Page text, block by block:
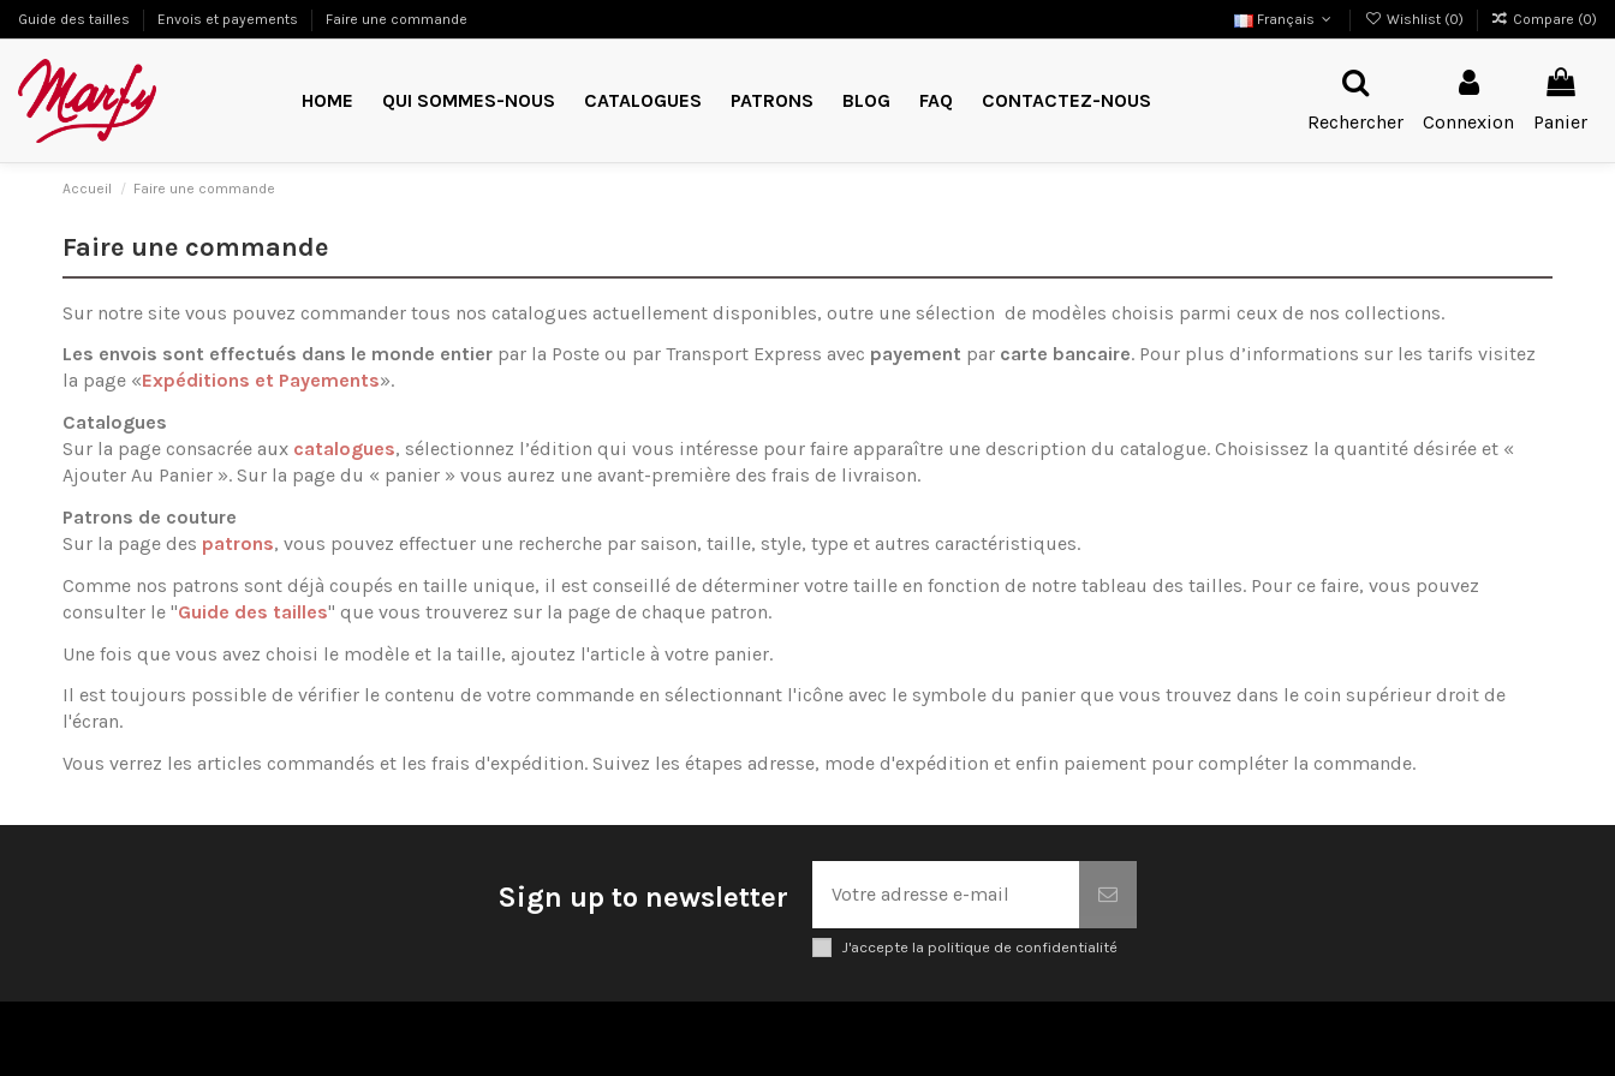
Guide des tailles Envois et payements Faire une commande Français Wishlist (0) Compare (0)
HOME QUI SOMMES-NOUS CATALOGUES PATRONS BLOG FAQ
CONTACTEZ-NOUS
Rechercher
Connexion Panier
Accueil Faire une commande
Faire une commande
Sur notre site vous pouvez commander tous nos catalogues actuellement disponibles, outre une sélection de modèles choisis parmi ceux de nos collections.
Les envois sont effectués dans le monde entier par la Poste ou par Transport Express avec payement par carte bancaire. Pour plus d’informations sur les tarifs visitez
la page «Expéditions et Payements».
Catalogues
Sur la page consacrée aux catalogues, sélectionnez l’édition qui vous intéresse pour faire apparaître une description du catalogue. Choisissez la quantité désirée et «
Ajouter Au Panier ». Sur la page du « panier » vous aurez une avant-première des frais de livraison.
Patrons de couture
Sur la page des patrons, vous pouvez effectuer une recherche par saison, taille, style, type et autres caractéristiques.
Comme nos patrons sont déjà coupés en taille unique, il est conseillé de déterminer votre taille en fonction de notre tableau des tailles. Pour ce faire, vous pouvez
consulter le "Guide des tailles" que vous trouverez sur la page de chaque patron.
Une fois que vous avez choisi le modèle et la taille, ajoutez l'article à votre panier.
Il est toujours possible de vérifier le contenu de votre commande en sélectionnant l'icône avec le symbole du panier que vous trouvez dans le coin supérieur droit de
l'écran.
Vous verrez les articles commandés et les frais d'expédition. Suivez les étapes adresse, mode d'expédition et enfin paiement pour compléter la commande.
Sign up to newsletter
J'accepte la politique de confidentialité